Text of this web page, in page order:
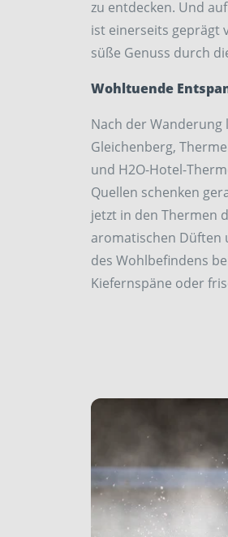
zu entdecken. Und
ist einerseits geprägt
süße Genuss durch
Wohltuende
Nach der Wanderung
Gleichenberg,
und H2O-Hotel-
Quellen schenken
jetzt in den Thermen
aromatischen Düften
des Wohlbefindens
Kiefernspäne oder